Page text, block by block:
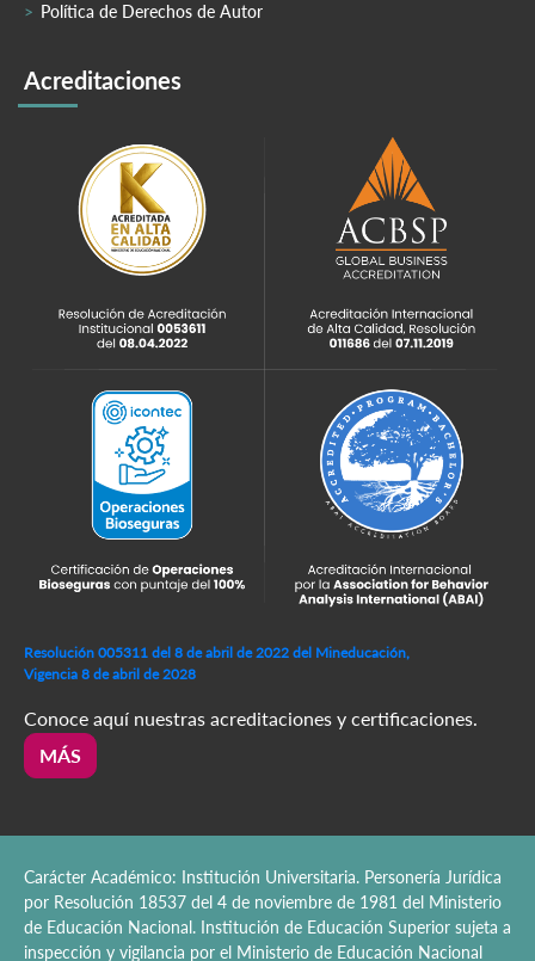
Política de Derechos de Autor
Acreditaciones
Resolución 005311 del 8 de abril de 2022 del Mineducación,
Vigencia 8 de abril de 2028
Conoce aquí nuestras acreditaciones y certificaciones.
MÁS
Carácter Académico: Institución Universitaria. Personería Jurídica
por Resolución 18537 del 4 de noviembre de 1981 del Ministerio
de Educación Nacional. Institución de Educación Superior sujeta a
inspección y vigilancia por el Ministerio de Educación Nacional